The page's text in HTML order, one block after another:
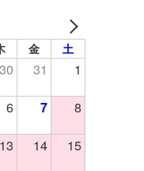
金 土
30 31 1
6 7 8
13 14 15